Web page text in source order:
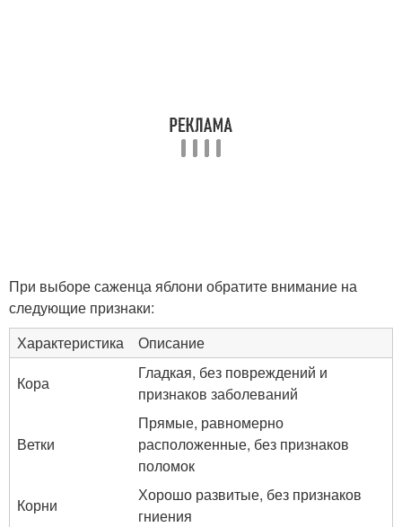
При выборе саженца яблони обратите внимание на
следующие признаки:
Характеристика
Описание
Кора
Гладкая, без повреждений и
признаков заболеваний
Ветки
Прямые, равномерно
расположенные, без признаков
поломок
Корни
Хорошо развитые, без признаков
гниения